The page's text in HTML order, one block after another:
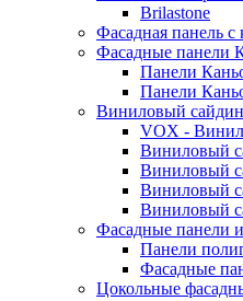
Brilastone
Фасадная панель
Фасадные панели
Панели
Панели
Виниловый
VOX -
Виниловый
Виниловый
Виниловый
Виниловый
Фасадные панели
Панели
Фасадные
Цокольные